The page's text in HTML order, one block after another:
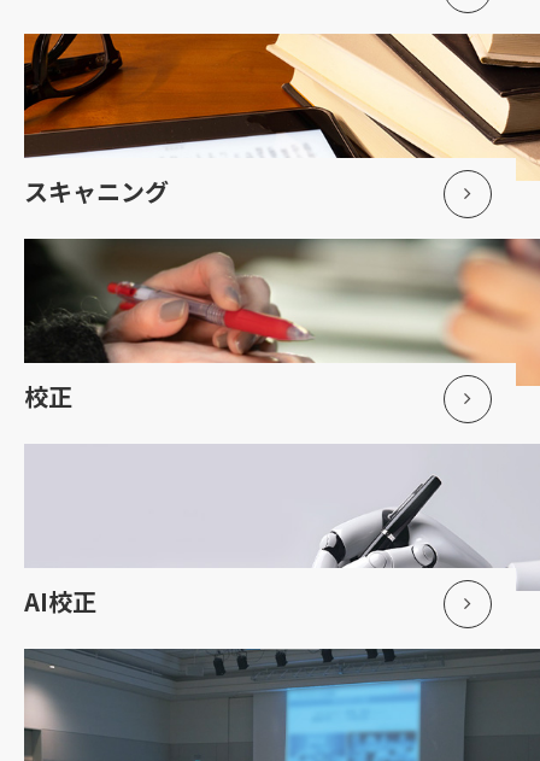
スキャニング
校正
AI校正